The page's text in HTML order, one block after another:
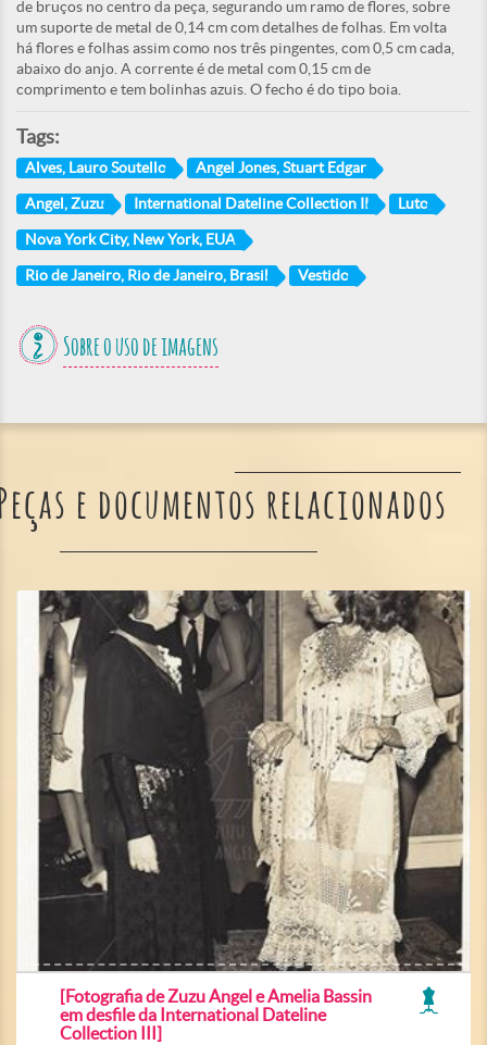
de bruços no centro da peça, segurando um ramo de flores, sobre
um suporte de metal de 0,14 cm com detalhes de folhas. Em volta
há flores e folhas assim como nos três pingentes, com 0,5 cm cada,
abaixo do anjo. A corrente é de metal com 0,15 cm de
comprimento e tem bolinhas azuis. O fecho é do tipo boia.
Tags:
Alves, Lauro Soutello Angel Jones, Stuart Edgar
Angel, Zuzu International Dateline Collection II Luto
Nova York City, New York, EUA
Rio de Janeiro, Rio de Janeiro, Brasil Vestido
Sobre o uso de imagens
e documentos relacionados
[Fotografia de Zuzu Angel e Amelia Bassin
em desfile da International Dateline
Collection III]